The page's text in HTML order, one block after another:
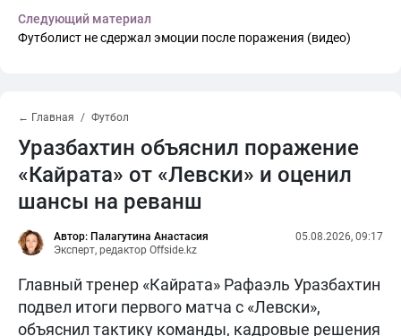
Следующий материал
Футболист не сдержал эмоции после поражения (видео)
← Главная Футбол
Уразбахтин объяснил поражение
«Кайрата» от «Левски» и оценил
шансы на реванш
Автор: Палагутина Анастасия
Эксперт, редактор Offside.kz
05.08.2026, 09:17
Главный тренер «Кайрата» Рафаэль Уразбахтин
подвел итоги первого матча с «Левски»,
объяснил тактику команды, кадровые решения